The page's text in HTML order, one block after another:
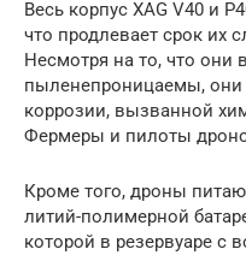
Весь корпус XAG V40 и
что продлевает срок их
Несмотря на то, что
пыленепроницаемы, они
коррозии, вызванной
Фермеры и пилоты
Кроме того, дроны
литий-полимерной
которой в резервуаре с